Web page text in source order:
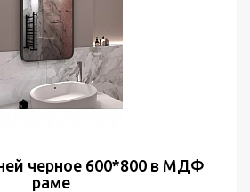
черное 600*800 в МДФ
раме